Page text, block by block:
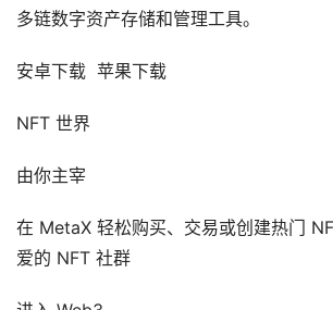
多链数字资产存储和管理工具。
安卓下载 苹果下载
NFT 世界
由你主宰
在 MetaX 轻松购买、交易或创建热门
爱的 NFT 社群